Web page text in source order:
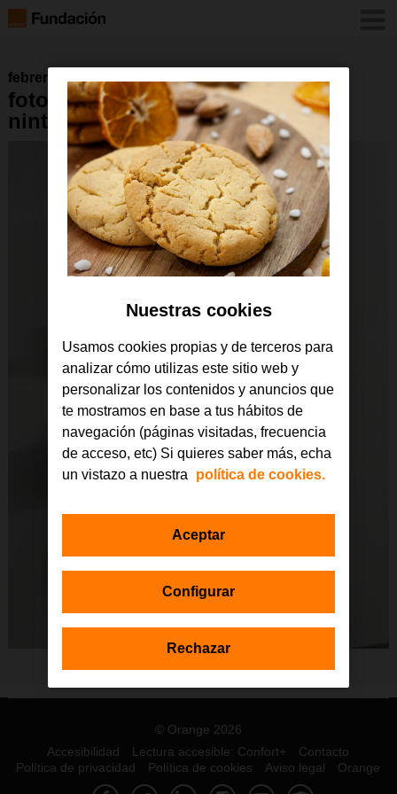
febrero 2024
foto-2-nintendo-labo-con-
nintendo-switch
© Orange 2026
Accesibilidad
Lectura accesible: Confort+
Contacto
Política de privacidad
Política de cookies Aviso legal Orange
Nuestras cookies
Usamos cookies propias y de terceros para
analizar cómo utilizas este sitio web y
personalizar los contenidos y anuncios que
te mostramos en base a tus hábitos de
navegación (páginas visitadas, frecuencia
de acceso, etc) Si quieres saber más, echa
un vistazo a nuestra
política de cookies.
Configurar
Rechazar
Aceptar